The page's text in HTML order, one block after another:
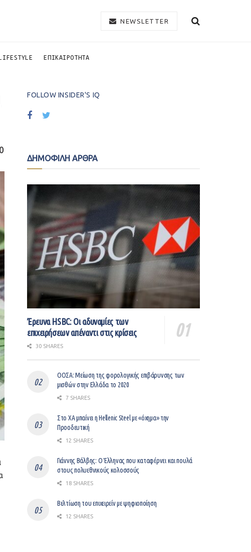
NEWSLETTER
ΕΠΙΚΑΙΡΟΤΗΤΑ
0
FOLLOW INSIDER'S IQ
ΔΗΜΟΦΙΛΗ ΑΡΘΡΑ
Έρευνα HSBC: Οι αδυναμίες των
επιχειρήσεων απέναντι στις κρίσεις
30 SHARES
ΟΟΣΑ: Μείωση της φορολογικής επιβάρυνσης των
μισθών στην Ελλάδα το 2020
7 SHARES
Στο ΧΑ μπαίνει η Hellenic Steel με «όχημα» την
Προοδευτική
12 SHARES
Γιάννης Βάλβης: O Έλληνας που καταφέρνει και πουλά
στους πολυεθνικούς κολοσσούς
18 SHARES
Βελτίωση του επιχειρείν με ψηφιοποίηση
12 SHARES